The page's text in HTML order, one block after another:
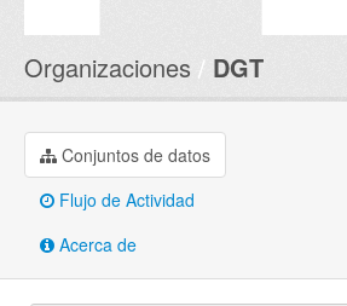
Organizaciones DGT
Conjuntos de datos
Flujo de Actividad
Acerca de